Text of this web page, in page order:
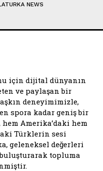
NEWS
için dijital dünyanın
ve paylaşan bir
deneyimimizle,
spora kadar geniş bir
Amerika’daki hem
Türklerin sesi
geleneksel değerleri
topluma